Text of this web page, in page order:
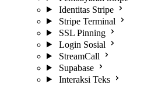
Identitas Stripe
Stripe Terminal
SSL Pinning
Login Sosial
StreamCall
Supabase
Interaksi Teks